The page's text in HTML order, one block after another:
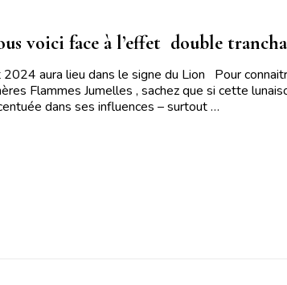
voici face à l’effet  double
aura lieu dans le signe du Lion Pour
Flammes Jumelles , sachez que si cette
dans ses influences – surtout …